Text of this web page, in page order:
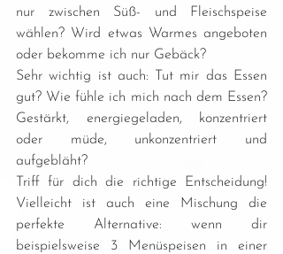
nur zwischen Süß- und Fleischspeise
wählen? Wird etwas Warmes angeboten
oder bekomme ich nur Gebäck?
Sehr wichtig ist auch: Tut mir das Essen
gut? Wie fühle ich mich nach dem Essen?
Gestärkt, energiegeladen, konzentriert
oder müde, unkonzentriert und
aufgebläht?
Triff für dich die richtige Entscheidung!
Vielleicht ist auch eine Mischung die
perfekte Alternative: wenn dir
beispielsweise 3 Menüspeisen in einer